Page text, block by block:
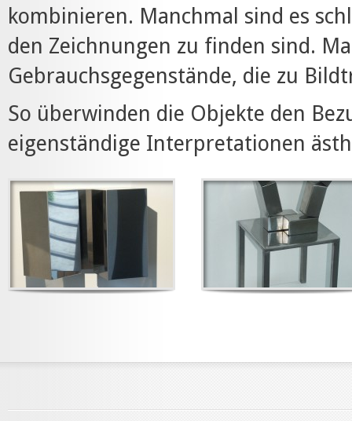
kombinieren. Manchmal sind es
den Zeichnungen zu finden sind.
Gebrauchsgegenstände, die zu
So überwinden die Objekte den
eigenständige Interpretationen